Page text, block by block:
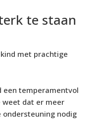
te staan
met prachtige
een temperamentvol
weet dat er meer
ondersteuning nodig